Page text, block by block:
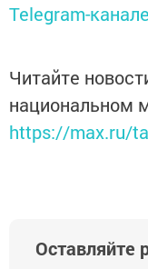
Telegram-канале
Читайте
национальном
https://max.ru/
Оставляйте